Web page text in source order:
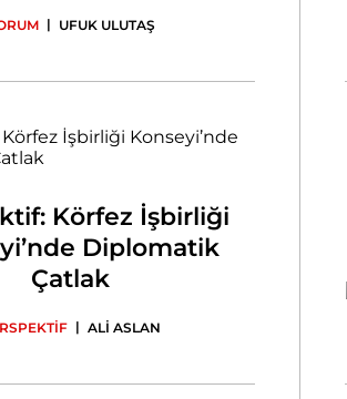
| UFUK ULUTAŞ
Körfez İşbirliği
Diplomatik
Çatlak
| ALİ ASLAN